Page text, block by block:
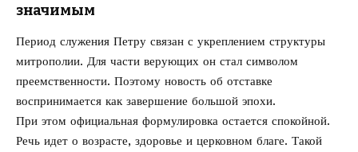
значимым
Период служения Петру связан с укреплением структуры
митрополии. Для части верующих он стал символом
преемственности. Поэтому новость об отставке
воспринимается как завершение большой эпохи.
При этом официальная формулировка остается спокойной.
Речь идет о возрасте, здоровье и церковном благе. Такой